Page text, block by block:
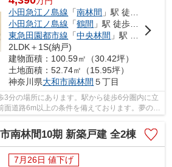
小田急江ノ島線 「南林間 」駅 徒歩6分
小田急江ノ島線 「鶴間 」駅 徒歩15分
東急田園都市線 「中央林間 」駅 徒歩21分
2LDK＋1S(納戸)
建物面積：100.59㎡（30.42坪）
土地面積：52.74㎡（15.95坪）
神奈川県大和市南林間 ５丁目
3分の場所にあります。駅から徒歩6分圏内に立
面道路6m以上の条件を備えております。夢のマ
築の戸建てはいかがで...
南林間10期 新築戸建 全2棟
7月26日 値下げ